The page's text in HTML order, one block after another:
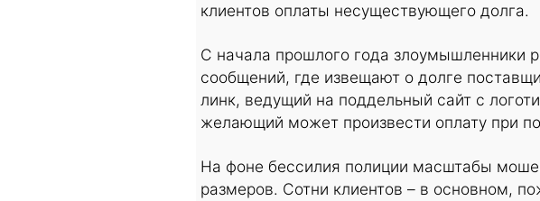
клиентов оплаты несуществующего долга.
С начала прошлого года
сообщений, где извещают о долге
линк, ведущий на поддельный сайт с
желающий может произвести оплату при
На фоне бессилия полиции масштабы
размеров. Сотни клиентов – в основном,